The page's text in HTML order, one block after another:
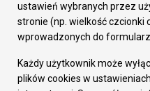
Fundusze europejskie
Środki krajowe
Oferty inwestycyjne
Pozostałe
Deklaracja dostępności
ustawień wybranych przez
stronie (np. wielkość czcionki
wprowadzonych do
Każdy użytkownik może
plików cookies w